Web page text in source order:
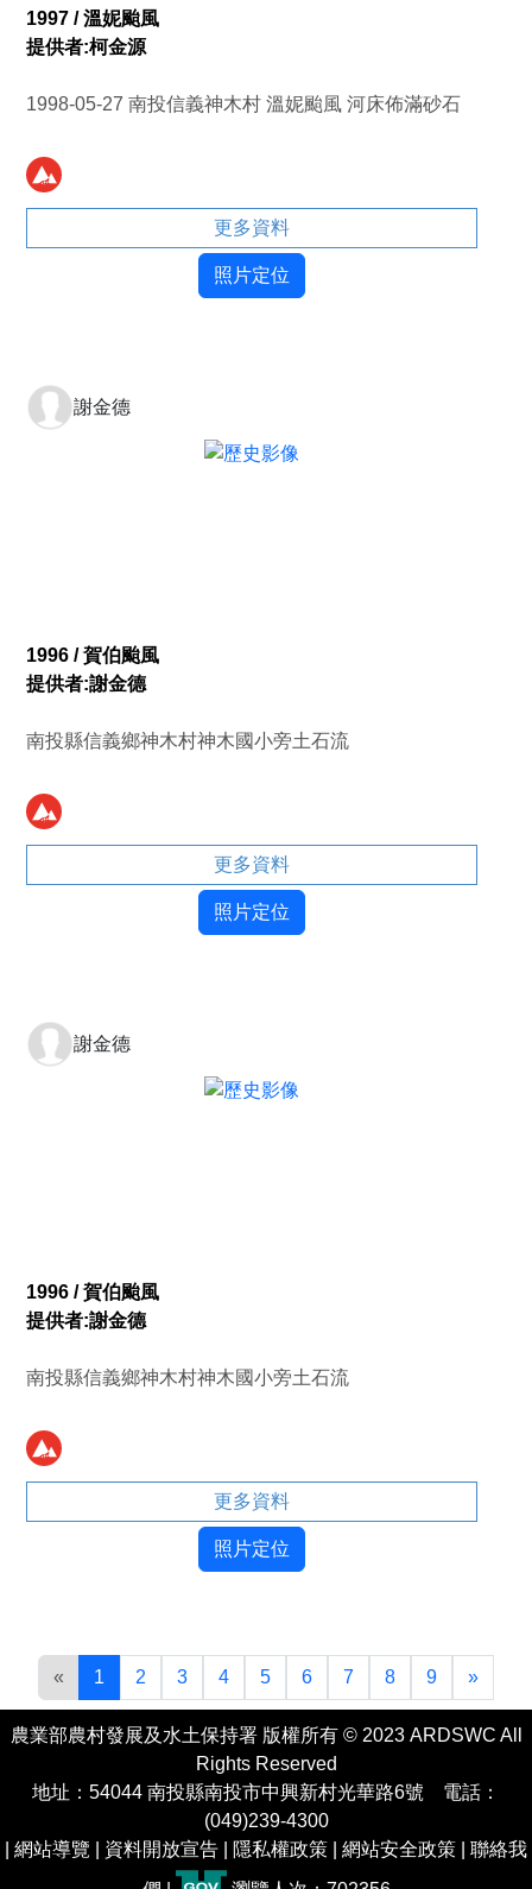
1997 / 溫妮颱風
提供者:柯金源
1998-05-27 南投信義神木村 溫妮颱風 河床佈滿砂石
更多資料
照片定位
謝金德
1996 / 賀伯颱風
提供者:謝金德
南投縣信義鄉神木村神木國小旁土石流
更多資料
照片定位
謝金德
1996 / 賀伯颱風
提供者:謝金德
南投縣信義鄉神木村神木國小旁土石流
更多資料
照片定位
« 1 2 3 4 5 6 7 8 9 »
農業部農村發展及水土保持署 版權所有 © 2023 ARDSWC All
Rights Reserved
地址：54044 南投縣南投市中興新村光華路6號 電話：
(049)239-4300
網站導覽 資料開放宣告 隱私權政策 網站安全政策 聯絡我